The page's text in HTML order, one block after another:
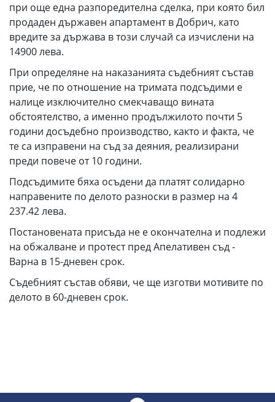
при още една разпоредителна сделка, при която бил
продаден държавен апартамент в Добрич, като
вредите за държава в този случай са изчислени на
14900 лева.
При определяне на наказанията съдебният състав
прие, че по отношение на тримата подсъдими е
налице изключително смекчаващо вината
обстоятелство, а именно продължилото почти 5
години досъдебно производство, както и факта, че
те са изправени на съд за деяния, реализирани
преди повече от 10 години.
Подсъдимите бяха осъдени да платят солидарно
направените по делото разноски в размер на 4
237.42 лева.
Постановената присъда не е окончателна и подлежи
на обжалване и протест пред Апелативен съд -
Варна в 15-дневен срок.
Съдебният състав обяви, че ще изготви мотивите по
делото в 60-дневен срок.